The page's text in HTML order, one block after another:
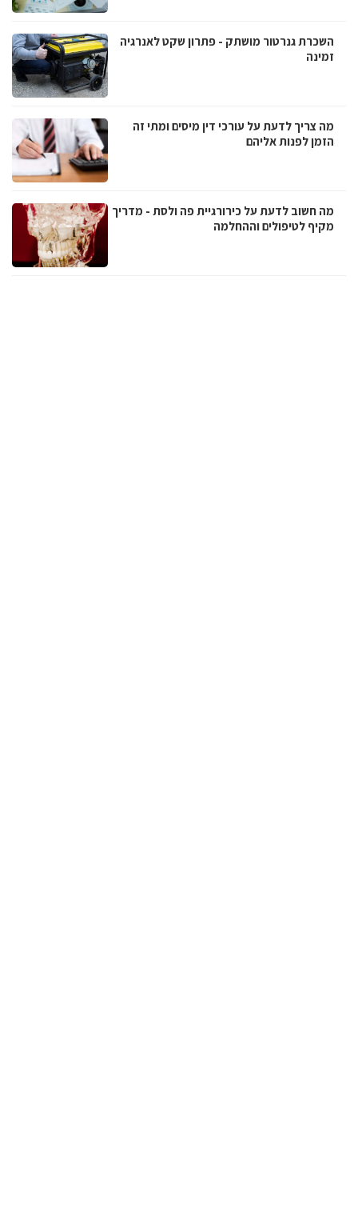
השכרת גנרטור מושתק - פתרון שקט לאנרגיה
זמינה
מה צריך לדעת על עורכי דין מיסים ומתי זה
הזמן לפנות אליהם
מה חשוב לדעת על כירורגיית פה ולסת - מדריך
מקיף לטיפולים וההחלמה